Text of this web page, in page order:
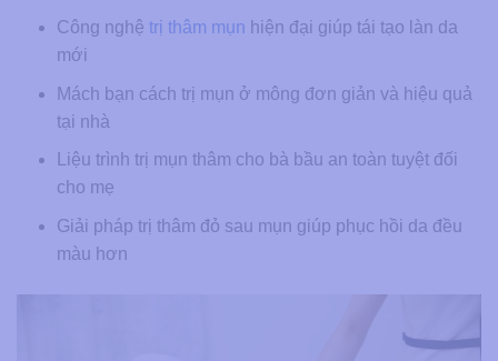
Công nghệ trị thâm mụn hiện đại giúp tái tạo làn da
mới
Mách bạn cách trị mụn ở mông đơn giản và hiệu quả
tại nhà
Liệu trình trị mụn thâm cho bà bầu an toàn tuyệt đối
cho mẹ
Giải pháp trị thâm đỏ sau mụn giúp phục hồi da đều
màu hơn